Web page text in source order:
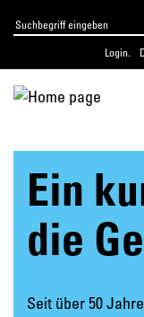
Login.
Ein
die
Seit über 50